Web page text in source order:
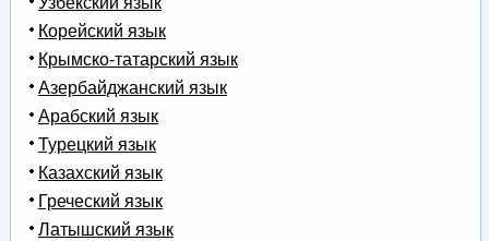
Корейский язык
Крымско-татарский язык
Азербайджанский язык
Арабский язык
Турецкий язык
Казахский язык
Греческий язык
Латышский язык